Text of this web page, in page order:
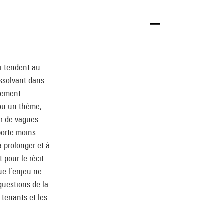
tendent au
dans
un thème,
de vagues
moins
prolonger et à
pour le récit
l’enjeu ne
de la
tenants et les